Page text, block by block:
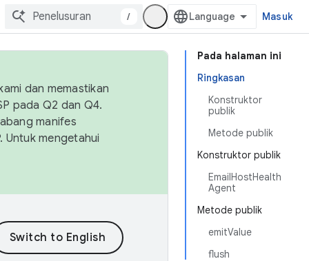
/ Masuk
Pada halaman ini
Ringkasan
Konstruktor
publik
Metode publik
Konstruktor publik
EmailHostHealth
Agent
Metode publik
emitValue
flush
dan memastikan
pada Q2 dan Q4.
manifes
Untuk mengetahui